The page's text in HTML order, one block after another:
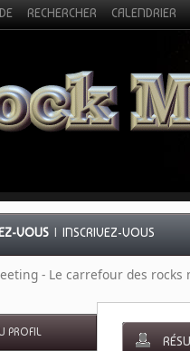
RECHERCHER CALENDRIER
VOUS |INSCRIVEZ-VOUS
- Le carrefour des rocks
PROFIL